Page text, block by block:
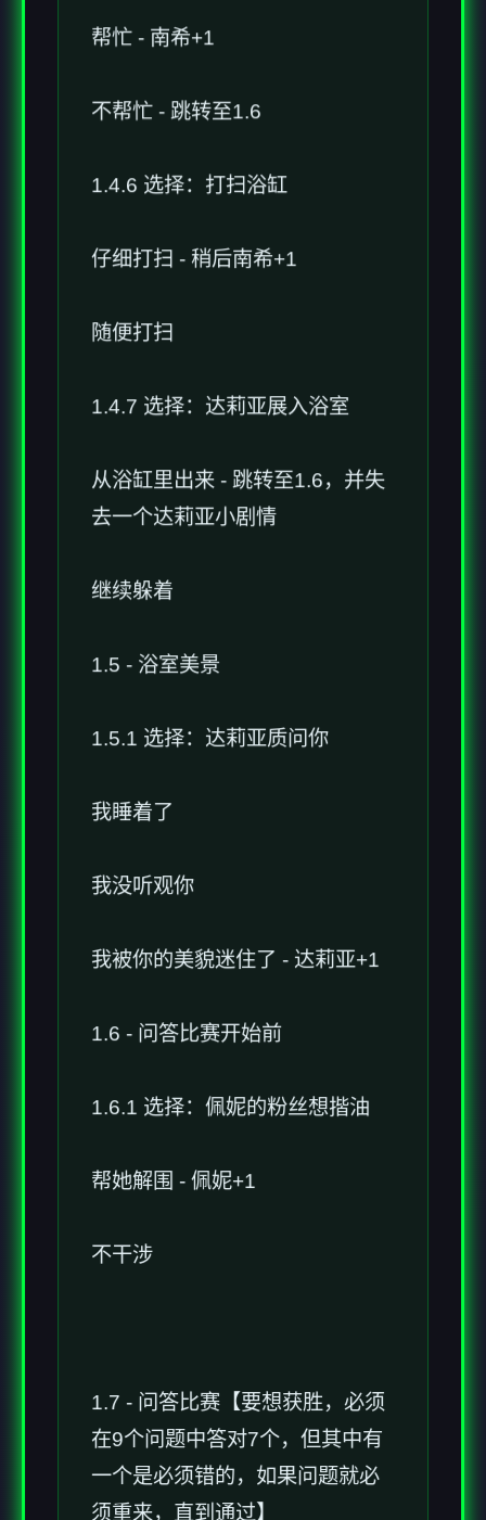
帮忙 - 南希+1
不帮忙 - 跳转至1.6
1.4.6 选择：打扫浴缸
仔细打扫 - 稍后南希+1
随便打扫
1.4.7 选择：达莉亚展入浴室
从浴缸里出来 - 跳转至1.6，并失
去一个达莉亚小剧情
继续躲着
1.5 - 浴室美景
1.5.1 选择：达莉亚质问你
我睡着了
我没听观你
我被你的美貌迷住了 - 达莉亚+1
1.6 - 问答比赛开始前
1.6.1 选择：佩妮的粉丝想揩油
帮她解围 - 佩妮+1
不干涉
1.7 - 问答比赛【要想获胜，必须
在9个问题中答对7个，但其中有
一个是必须错的，如果问题就必
须重来，直到通过】